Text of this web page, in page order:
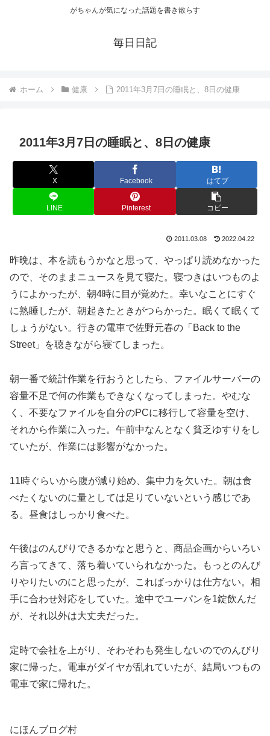
がちゃんが気になった話題を書き散らす
毎日日記
ホーム 健康 2011年3月7日の睡眠と、8日の健康
2011年3月7日の睡眠と、8日の健康
X Facebook はてブ
LINE Pinterest コピー
2011.03.08 2022.04.22
昨晩は、本を読もうかなと思って、やっぱり読めなかった
ので、そのままニュースを見て寝た。寝つきはいつものよ
うによかったが、朝4時に目が覚めた。幸いなことにすぐ
に熟睡したが、朝起きたときがつらかった。眠くて眠くて
しょうがない。行きの電車で佐野元春の「Back to the
Street」を聴きながら寝てしまった。
朝一番で統計作業を行おうとしたら、ファイルサーバーの
容量不足で何の作業もできなくなってしまった。やむな
く、不要なファイルを自分のPCに移行して容量を空け、
それから作業に入った。午前中なんとなく貧乏ゆすりをし
ていたが、作業には影響がなかった。
11時ぐらいから腹が減り始め、集中力を欠いた。朝は食
べたくないのに量としては足りていないという感じであ
る。昼食はしっかり食べた。
午後はのんびりできるかなと思うと、商品企画からいろい
ろ言ってきて、落ち着いていられなかった。もっとのんび
りやりたいのにと思ったが、こればっかりは仕方ない。相
手に合わせ対応をしていた。途中でユーパンを1錠飲んだ
が、それ以外は大丈夫だった。
定時で会社を上がり、そわそわも発生しないのでのんびり
家に帰った。電車がダイヤが乱れていたが、結局いつもの
電車で家に帰れた。
にほんブログ村